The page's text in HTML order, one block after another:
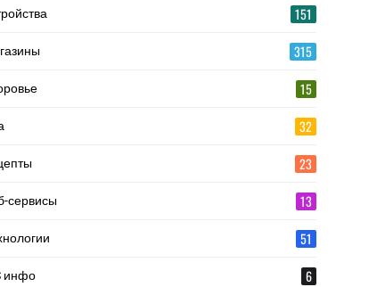
151
315
15
32
23
сервисы 13
51
инфо 6